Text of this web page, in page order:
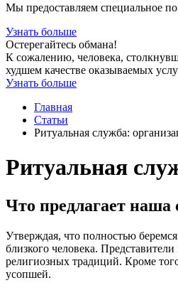
Мы предоставляем специальное
Узнать больше
Остерегайтесь обмана!
К сожалению, человека,
худшем качестве оказываемых
Узнать больше
Главная
Статьи
Ритуальная служба:
Ритуальная
Что предлагает наша
Утверждая, что полностью
близкого человека.
религиозных традиций. Кроме
усопшей.